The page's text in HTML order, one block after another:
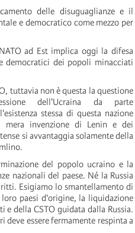
delle disuguaglianze e il
e democratico come mezzo per
ad Est implica oggi la difesa
democratici dei popoli minacciati
tuttavia non è questa la questione
dell'Ucraina da parte
stessa di questa nazione
mera invenzione di Lenin e dei
si avvantaggia solamente della
del popolo ucraino e la
nazionali del paese. Né la Russia
Esigiamo lo smantellamento di
paesi d'origine, la liquidazione
della CSTO guidata dalla Russia.
essere fermamente respinta a